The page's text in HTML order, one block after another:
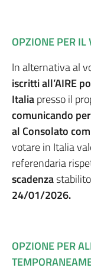
OPZIONE PER IL
In alternativa al
iscritti all’AIRE
Italiapresso il
comunicando
al Consolato
votare in Italia
referendaria
scadenzastabilito
24/01/2026.
OPZIONE PER